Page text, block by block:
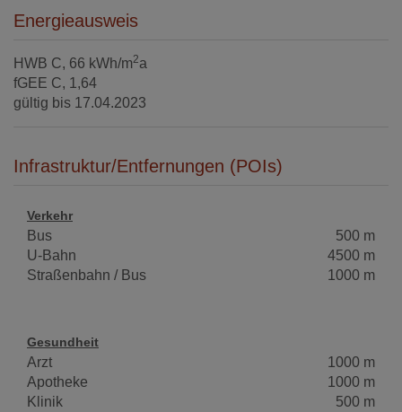
Energieausweis
HWB C, 66 kWh/m2a
fGEE C, 1,64
gültig bis 17.04.2023
Infrastruktur/Entfernungen (POIs)
Verkehr
Bus
500 m
U-Bahn
4500 m
Straßenbahn / Bus
1000 m
Gesundheit
Arzt
1000 m
Apotheke
1000 m
Klinik
500 m